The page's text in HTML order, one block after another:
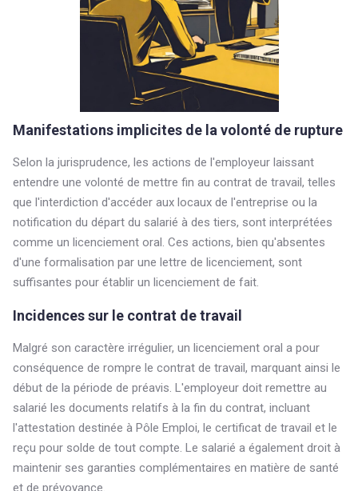
Manifestations implicites de la volonté de rupture
Selon la jurisprudence, les actions de l'employeur laissant
entendre une volonté de mettre fin au contrat de travail, telles
que l'interdiction d'accéder aux locaux de l'entreprise ou la
notification du départ du salarié à des tiers, sont interprétées
comme un licenciement oral. Ces actions, bien qu'absentes
d'une formalisation par une lettre de licenciement, sont
suffisantes pour établir un licenciement de fait.
Incidences sur le contrat de travail
Malgré son caractère irrégulier, un licenciement oral a pour
conséquence de rompre le contrat de travail, marquant ainsi le
début de la période de préavis. L'employeur doit remettre au
salarié les documents relatifs à la fin du contrat, incluant
l'attestation destinée à Pôle Emploi, le certificat de travail et le
reçu pour solde de tout compte. Le salarié a également droit à
maintenir ses garanties complémentaires en matière de santé
et de prévoyance.